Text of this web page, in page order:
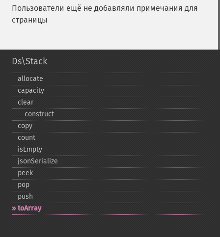
Пользователи ещё не добавляли примечания для
страницы
Ds\Stack
allocate
capacity
clear
_​_​construct
copy
count
isEmpty
jsonSerialize
peek
pop
push
toArray